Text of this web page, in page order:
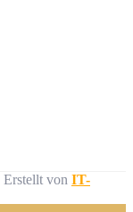
Erstellt von IT-